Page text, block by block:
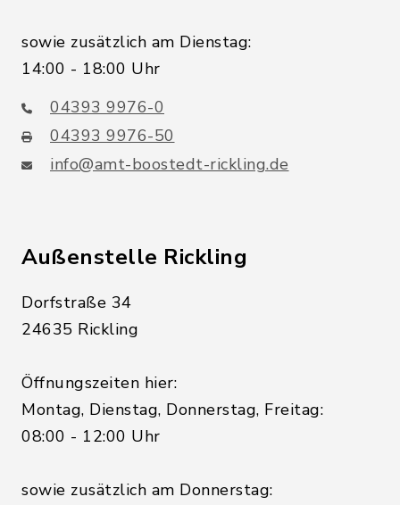
sowie zusätzlich am Dienstag:
14:00 - 18:00 Uhr
04393 9976-0
04393 9976-50
info@amt-boostedt-rickling.de
Außenstelle Rickling
Dorfstraße 34
24635 Rickling
Öffnungszeiten hier:
Montag, Dienstag, Donnerstag, Freitag:
08:00 - 12:00 Uhr
sowie zusätzlich am Donnerstag: